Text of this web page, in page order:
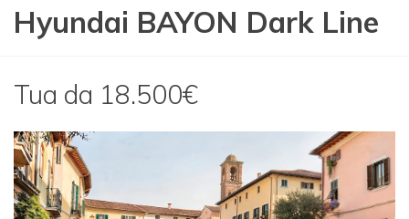
Hyundai BAYON Dark Line
Tua da 18.500€